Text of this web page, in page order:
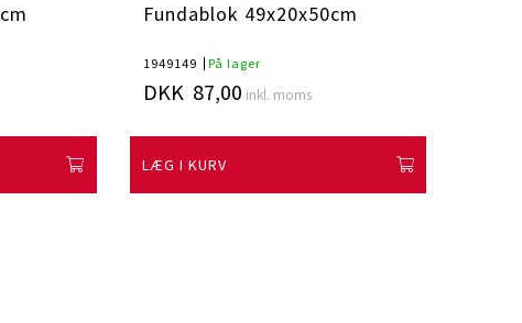
Fundablok 49x20x50cm
1949149 På lager
DKK 87,00 inkl. moms
LÆG I KURV